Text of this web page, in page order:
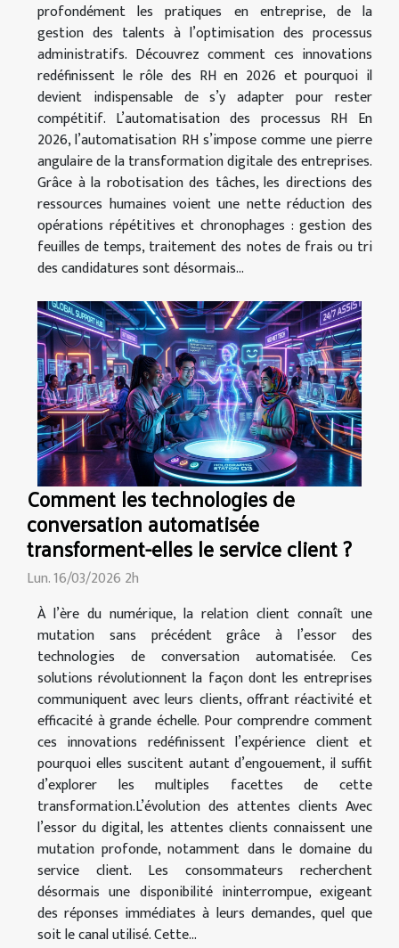
profondément les pratiques en entreprise, de la
gestion des talents à l’optimisation des processus
administratifs. Découvrez comment ces innovations
redéfinissent le rôle des RH en 2026 et pourquoi il
devient indispensable de s’y adapter pour rester
compétitif. L’automatisation des processus RH En
2026, l’automatisation RH s’impose comme une pierre
angulaire de la transformation digitale des entreprises.
Grâce à la robotisation des tâches, les directions des
ressources humaines voient une nette réduction des
opérations répétitives et chronophages : gestion des
feuilles de temps, traitement des notes de frais ou tri
des candidatures sont désormais...
Comment les technologies de
conversation automatisée
transforment-elles le service client ?
Lun. 16/03/2026 2h
À l’ère du numérique, la relation client connaît une
mutation sans précédent grâce à l’essor des
technologies de conversation automatisée. Ces
solutions révolutionnent la façon dont les entreprises
communiquent avec leurs clients, offrant réactivité et
efficacité à grande échelle. Pour comprendre comment
ces innovations redéfinissent l’expérience client et
pourquoi elles suscitent autant d’engouement, il suffit
d’explorer les multiples facettes de cette
transformation.L’évolution des attentes clients Avec
l’essor du digital, les attentes clients connaissent une
mutation profonde, notamment dans le domaine du
service client. Les consommateurs recherchent
désormais une disponibilité ininterrompue, exigeant
des réponses immédiates à leurs demandes, quel que
soit le canal utilisé. Cette...